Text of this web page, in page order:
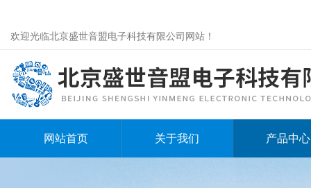
欢迎光临北京盛世音盟电子科技有限公司网站！
网站首页 关于我们 产品中心